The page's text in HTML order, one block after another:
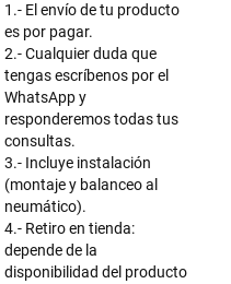
1.- El envío de tu producto
es por pagar.
2.- Cualquier duda que
tengas escríbenos por el
WhatsApp y
responderemos todas tus
consultas.
3.- Incluye instalación
(montaje y balanceo al
neumático).
4.- Retiro en tienda:
depende de la
disponibilidad del producto